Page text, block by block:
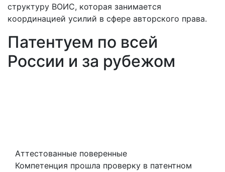
структуру ВОИС, которая занимается
координацией усилий в сфере авторского права.
Патентуем по всей
России и за рубежом
Аттестованные поверенные
Компетенция прошла проверку в патентном